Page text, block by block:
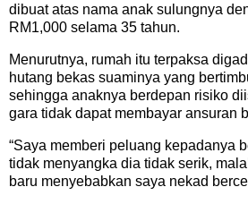
dibuat atas nama anak sulungnya
RM1,000 selama 35 tahun.
Menurutnya, rumah itu terpaksa
hutang bekas suaminya yang
sehingga anaknya berdepan risiko
gara tidak dapat membayar ansuran
“Saya memberi peluang kepadanya
tidak menyangka dia tidak serik,
baru menyebabkan saya nekad